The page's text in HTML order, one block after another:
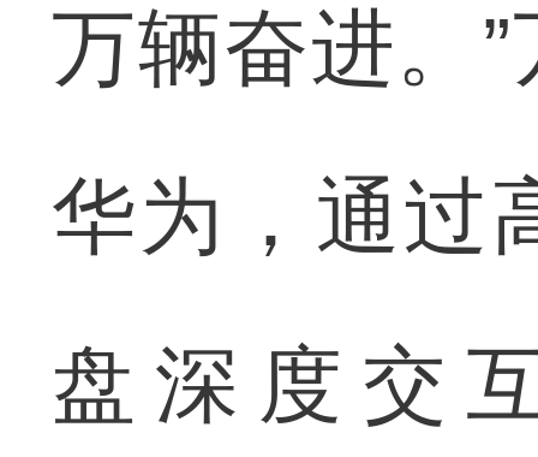
万辆奋进。
华为，通过
盘深度交